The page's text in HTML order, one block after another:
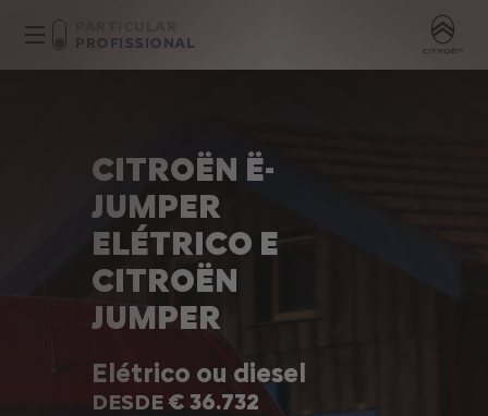
PROFISSIONAL
CITROËN Ë-
JUMPER
ELÉTRICO E
CITROËN
JUMPER
Elétrico ou diesel
DESDE € 36.732